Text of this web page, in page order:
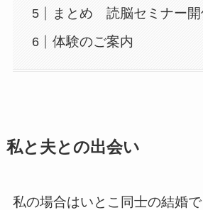
まとめ 読脳セミナー開
体験のご案内
私と夫との出会い
私の場合はいとこ同士の結婚